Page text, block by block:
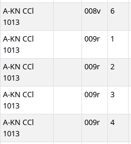
A-KN CCl
1013
008v 6
A-KN CCl
1013
009r 1
A-KN CCl
1013
009r 2
A-KN CCl
1013
009r 3
A-KN CCl
1013
009r 4